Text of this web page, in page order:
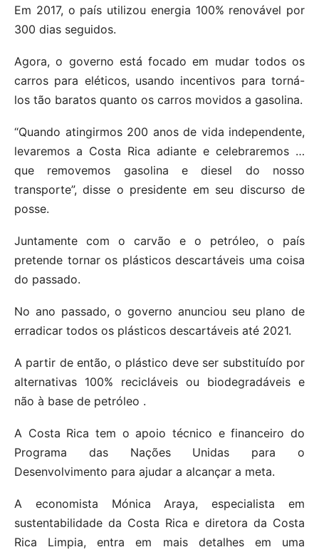
Em 2017, o país utilizou energia 100% renovável por
300 dias seguidos.
Agora, o governo está focado em mudar todos os
carros para eléticos, usando incentivos para torná-
los tão baratos quanto os carros movidos a gasolina.
“Quando atingirmos 200 anos de vida independente,
levaremos a Costa Rica adiante e celebraremos …
que removemos gasolina e diesel do nosso
transporte”, disse o presidente em seu discurso de
posse.
Juntamente com o carvão e o petróleo, o país
pretende tornar os plásticos descartáveis ​​uma coisa
do passado.
No ano passado, o governo anunciou seu plano de
erradicar todos os plásticos descartáveis ​​até 2021.
A partir de então, o plástico deve ser substituído por
alternativas 100% recicláveis ​​ou biodegradáveis ​​e
não à base de petróleo .
A Costa Rica tem o apoio técnico e financeiro do
Programa das Nações Unidas para o
Desenvolvimento para ajudar a alcançar a meta.
A economista Mónica Araya, especialista em
sustentabilidade da Costa Rica e diretora da Costa
Rica Limpia, entra em mais detalhes em uma